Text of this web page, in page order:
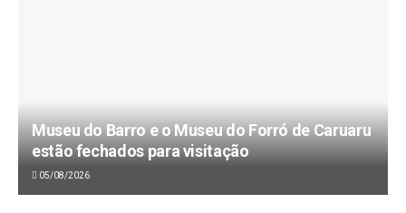
Museu do Barro e o Museu do Forró de Caruaru
estão fechados para visitação
05/08/2026